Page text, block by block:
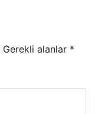
Gerekli alanlar *